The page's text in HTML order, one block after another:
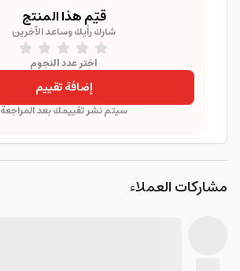
قيّم هذا المنتج
شارك رأيك وساعد الآخرين
اختر عدد النجوم
إضافة تقييم
سيتم نشر تقييمك بعد المراجعة
مشاركات العملاء